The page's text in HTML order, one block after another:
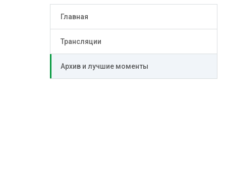
Главная
Трансляции
Архив и лучшие моменты